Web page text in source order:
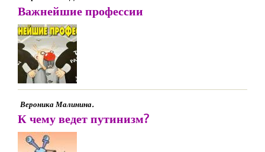
Важнейшие профессии
Вероника Малинина.
К чему ведет путинизм?